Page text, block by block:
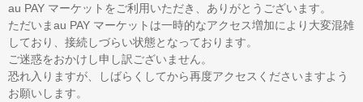
au PAY マーケットをご利用いただき、ありがとうございます。
ただいまau PAY マーケットは一時的なアクセス増加により大変混雑
しており、接続しづらい状態となっております。
ご迷惑をおかけし申し訳ございません。
恐れ入りますが、しばらくしてから再度アクセスくださいますよう
お願いします。